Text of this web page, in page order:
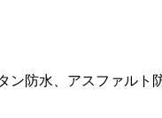
防水、アスファルト